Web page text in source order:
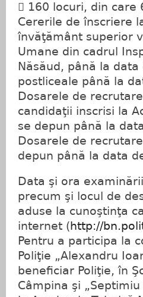
 160 locuri, din
Cererile de înscriere
învăţământ superior
Umane din cadrul
Năsăud, până la
postliceale până la
Dosarele de
candidaţii inscrisi la
se depun până la
Dosarele de
depun până la data
Data şi ora
precum şi locul de
aduse la cunoştinţa
internet (http://
Pentru a participa la
Poliţie „Alexandru
beneficiar Poliţie, în
Câmpina şi